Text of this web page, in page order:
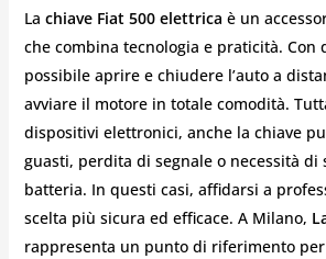
La chiave Fiat 500 elettrica è un
che combina tecnologia e praticità. Con
possibile aprire e chiudere l’auto a
avviare il motore in totale comodità.
dispositivi elettronici, anche la chiave
guasti, perdita di segnale o necessità di
batteria. In questi casi, affidarsi a
scelta più sicura ed efficace. A Milano,
rappresenta un punto di riferimento